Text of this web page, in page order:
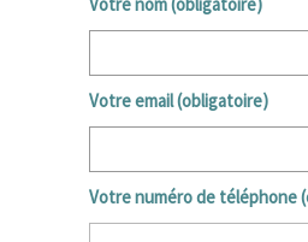
Votre email (obligatoire)
Votre numéro de téléphone